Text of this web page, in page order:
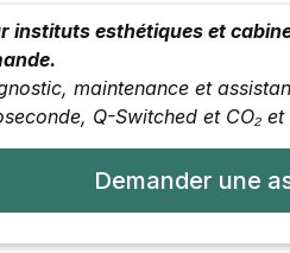
instituts esthétiques et
maintenance et
Q-Switched et CO₂et
Demander une